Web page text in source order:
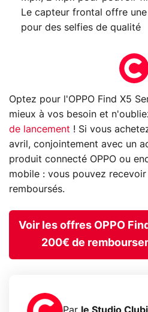
Le capteur frontal offre
pour des selfies de qualité
Optez pour l'OPPO Find X5
mieux à vos besoin et
de lancement ! Si vous
avril, conjointement avec un
produit connecté OPPO ou
mobile : vous pouvez
remboursés.
Voir les offres OPPO
200€ de